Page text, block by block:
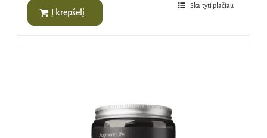
Į krepšelį
Skaityti plačiau